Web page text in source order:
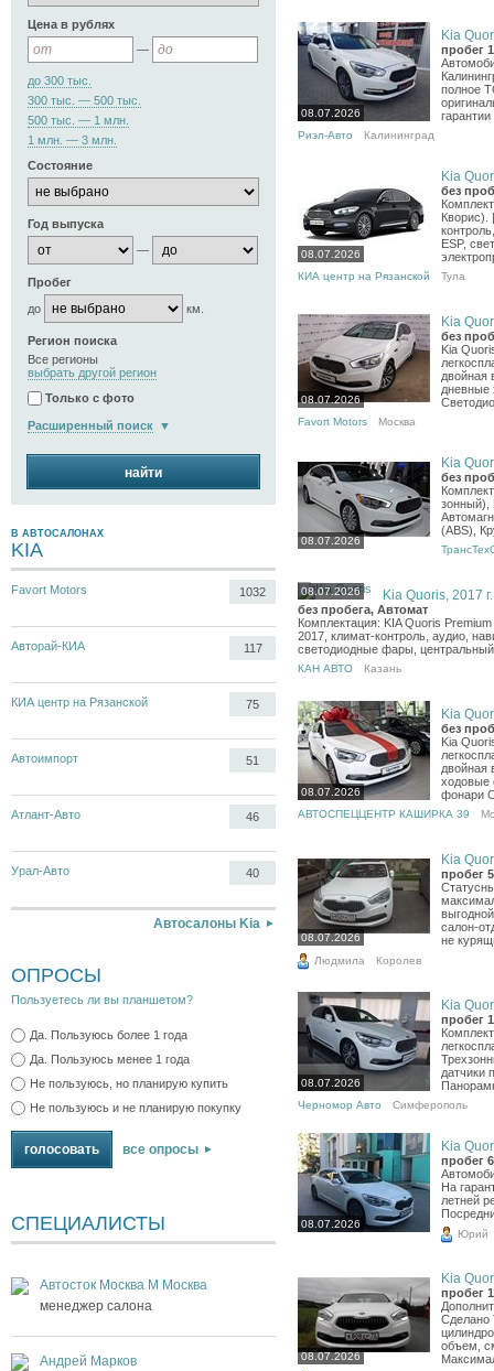
Цена в рублях
—
до 300 тыс.
300 тыс. — 500 тыс.
500 тыс. — 1 млн.
1 млн. — 3 млн.
Состояние
Год выпуска
—
Пробег
до
км.
Регион поиска
Все регионы
выбрать другой регион
Только с фото
Расширенный поиск
найти
В АВТОСАЛОНАХ
KIA
Favort Motors 1032
Авторай-КИА 117
КИА центр на Рязанской 75
Автоимпорт 51
Атлант-Авто 46
Урал-Авто 40
Автосалоны Kia
ОПРОСЫ
Пользуетесь ли вы планшетом?
Да. Пользуюсь более 1 года
Да. Пользуюсь менее 1 года
Не пользуюсь, но планирую купить
Не пользуюсь и не планирую покупку
все опросы
СПЕЦИАЛИСТЫ
Автосток Москва М Москва
менеджер салона
Андрей Марков
08.07.2026
Kia
пробег
полное
Риэл-Авто Калининград
08.07.2026
Kia
без
Кворис).
ESP,
КИА центр на Рязанской Тула
08.07.2026
Kia
без
Kia
двойная
дневные
Favort Motors Москва
08.07.2026
Kia
без
зонный),
(ABS),
08.07.2026 Kia Quoris, 2017 г.
без пробега, Автомат
Комплектация: KIA Quoris
2017, климат-контроль, аудио,
светодиодные фары,
КАН АВТО Казань
08.07.2026
Kia
без
Kia
двойная
ходовые
фонари
АВТОСПЕЦЦЕНТР КАШИРКА 39
08.07.2026
Kia
пробег
салон-
не
Людмила Королев
08.07.2026
Kia
пробег
датчики
Черномор Авто Симферополь
08.07.2026
Kia
пробег
На
летней
Юрий
08.07.2026
Kia
пробег
Сделано
объем,